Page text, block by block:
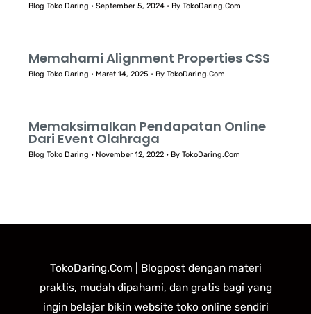
Blog Toko Daring •September 5, 2024 • ByTokoDaring.Com
Memahami Alignment Properties CSS
Blog Toko Daring • Maret 14, 2025 • ByTokoDaring.Com
Memaksimalkan Pendapatan Online
Dari Event Olahraga
Blog Toko Daring • November 12, 2022 • ByTokoDaring.Com
TokoDaring.Com | Blogpost dengan materi
praktis, mudah dipahami, dan gratis bagi yang
ingin belajar bikin website toko online sendiri